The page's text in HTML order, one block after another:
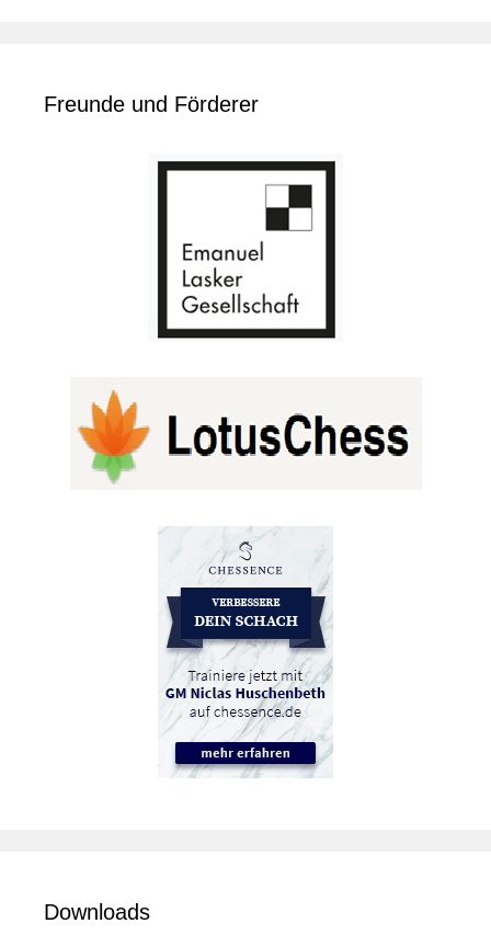
Freunde und Förderer
Downloads